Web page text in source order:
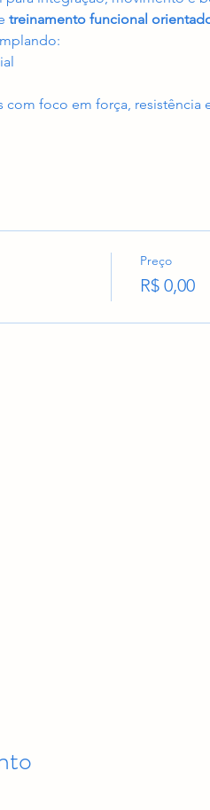
treinamento funcional
foco em força, resistência
Preço
R$ 0,00